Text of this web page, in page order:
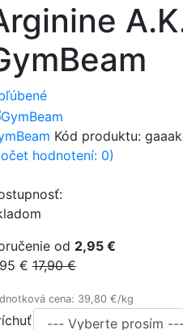
Kód produktu:
hodnotení: 0)
od 2,95 €
€ 17,90 €
cena: 39,80 €/kg